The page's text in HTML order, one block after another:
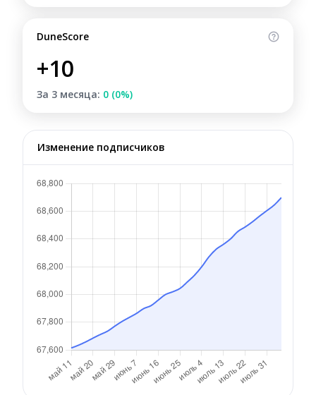
DuneScore
+10
За 3 месяца: 0 (0%)
Изменение подписчиков